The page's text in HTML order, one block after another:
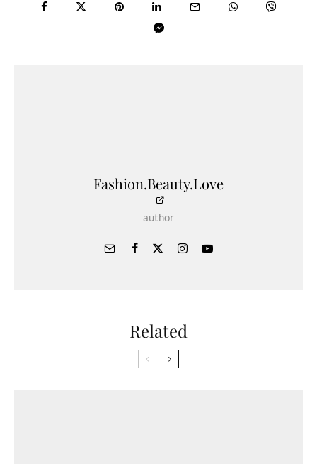
Fashion.Beauty.Love
author
Related